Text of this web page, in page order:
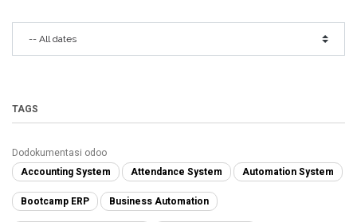
TAGS
Dodokumentasi odoo
Accounting System
Attendance System Automation System
Bootcamp ERP Business Automation